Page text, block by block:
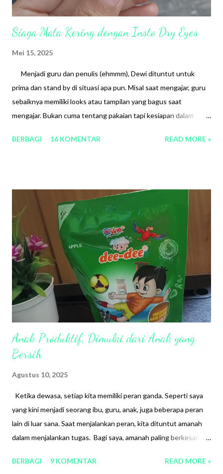
Siaga Mata Kering dengan Insto Dry Eyes
Mei 15, 2025
Menjadi guru dan penulis (ehmmm), Dewi dituntut untuk
prima dan stand by di situasi apa pun. Misal saat mengajar, guru
sebaiknya memiliki looks atau tampilan yang bagus saat
mengajar. Bukan cuma tentang pakaian tapi kesiapan dalam
ada saja organ tubuh yg sakit, sangat tidak maksimal tentu dalam
(semua profesi sih ya, hehe). Belum lagi mitos jika mata kita
merah, maka akan menular. Arghhh. Begitu juga sebagai
penulis, kita dituntut untuk banyak membaca, sehingga tidak
terhindarkan screentime dengan gadget atau laptop dalam
waktu yang tidak bisa dipastikan. Sudah pasti mata lelah dan
tidak nyaman rasanya. Ternyata mata lelah, mata merah,
terasa sepet dan ker...
BERBAGI 16 KOMENTAR READ MORE »
Anak Produktif, Dimulai dari Anak yang
Bersih
Agustus 10, 2025
Ketika dewasa, setiap kita memiliki peran ganda. Seperti saya
yang kini menjadi seorang ibu, guru, anak, juga beberapa peran
lain di luar sana. Saat menjalankan peran, kita dituntut amanah
dalam menjalankan tugas. Bagi saya, amanah paling berkesan
memastikan anak tidak terabaikan, meski kita sibuk di luar.
BERBAGI 9 KOMENTAR READ MORE »